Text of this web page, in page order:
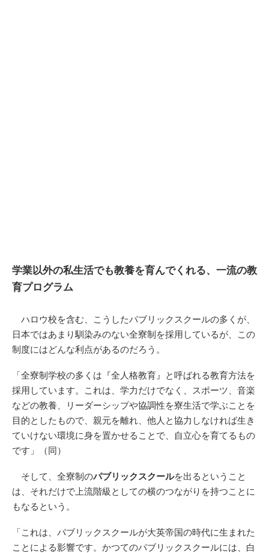
学業以外の私生活でも教養を育んでくれる、一流の教
育プログラム
ハロウ校を含む、こうしたパブリックスクールの多くが、
日本ではあまり馴染みのない全寮制を採用しているが、この
制度にはどんな利点があるのだろう。
「全寮制学校の多くは『全人格教育』と呼ばれる教育方法を
採用しています。これは、学力だけでなく、スポーツ、音楽
などの教養、リーダーシップや協調性を寮生活で学ぶことを
目的としたもので、親元を離れ、他人と協力しなければ生き
ていけない環境に身を置かせることで、自立心を育てるもの
です」（同）
そして、全寮制のパブリックスクールを出るということ
は、それだけで上流階級としての横のつながりを持つことに
もなるという。
「これは、パブリックスクールが大英帝国の時代に生まれた
ことによる影響です。かつてのパブリックスクールには、白